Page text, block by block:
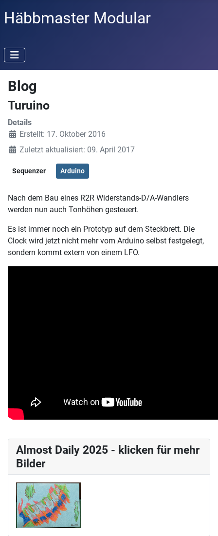
Häbbmaster Modular
Blog
Turuino
Details
Erstellt: 17. Oktober 2016
Zuletzt aktualisiert: 09. April 2017
Sequenzer Arduino
Nach dem Bau eines R2R Widerstands-D/A-Wandlers
werden nun auch Tonhöhen gesteuert.
Es ist immer noch ein Prototyp auf dem Steckbrett. Die
Clock wird jetzt nicht mehr vom Arduino selbst festgelegt,
sondern kommt extern von einem LFO.
Almost Daily 2025 - klicken für mehr
Bilder